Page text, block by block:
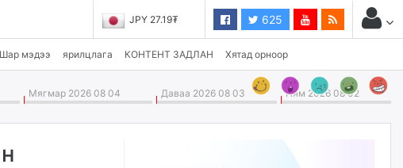
JPY 27.19₮ 625
Шар мэдээ ярилцлага КОНТЕНТ ЗАДЛАН Хятад орноор
Мягмар 2026 08 04 Даваа 2026 08 03 Ням 2026 08 02